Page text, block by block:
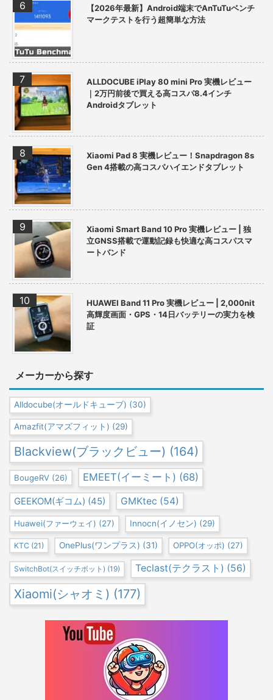
【2026年最新】Android端末でAnTuTuベンチ
マークテストを行う超簡単な方法
ALLDOCUBE iPlay 80 mini Pro 実機レビュー
｜2万円前後で買える高コスパ8.4インチ
Androidタブレット
Xiaomi Pad 8 実機レビュー！Snapdragon 8s
Gen 4搭載の高コスパハイエンドタブレット
Xiaomi Smart Band 10 Pro 実機レビュー | 独
立GNSS搭載で運動記録も快適な高コスパスマ
ートバンド
HUAWEI Band 11 Pro 実機レビュー | 2,000nit
高輝度画面・GPS・14日バッテリーの実力を検
証
メーカーから探す
Alldocube(オールドキューブ) (30)
Amazfit(アマズフィット) (29)
Blackview(ブラックビュー) (164)
BougeRV (26) EMEET(イーミート) (68)
GEEKOM(ギコム) (45) GMKtec (54)
Huawei(ファーウェイ) (27) Innocn(イノセン) (29)
KTC (21) OnePlus(ワンプラス) (31) OPPO(オッポ) (27)
SwitchBot(スイッチボット) (19) Teclast(テクラスト) (56)
Xiaomi(シャオミ) (177)